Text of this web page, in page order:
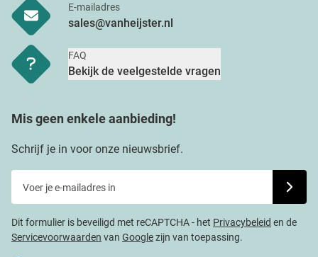
E-mailadres
sales@vanheijster.nl
FAQ
Bekijk de veelgestelde vragen
Mis geen enkele aanbieding!
Schrijf je in voor onze nieuwsbrief.
Dit formulier is beveiligd met reCAPTCHA - het Privacybeleid en de
Servicevoorwaarden van Googlezijn van toepassing.